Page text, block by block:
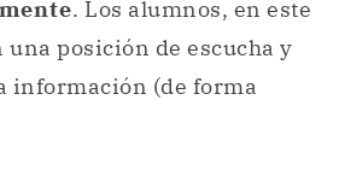
actuales alteran esta
muchomás espacioal
De esta manera